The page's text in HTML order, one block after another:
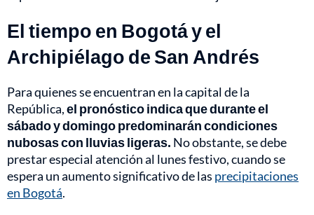
El tiempo en Bogotá y el
Archipiélago de San Andrés
Para quienes se encuentran en la capital de la
República,el pronóstico indica que durante el
sábado y domingo predominarán condiciones
nubosas con lluvias ligeras. No obstante, se debe
prestar especial atención al lunes festivo, cuando se
espera un aumento significativo de las precipitaciones
en Bogotá.